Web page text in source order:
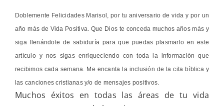
Doblemente Felicidades Marisol, por tu aniversario de vida y por un
año más de Vida Positiva. Que Dios te conceda muchos años más y
siga llenándote de sabiduría para que puedas plasmarlo en este
artículo y nos sigas enriqueciendo con toda la información que
recibimos cada semana. Me encanta la inclusión de la cita bíblica y
las canciones cristianas y/o de mensajes positivos.
Muchos éxitos en todas las áreas de tu vida